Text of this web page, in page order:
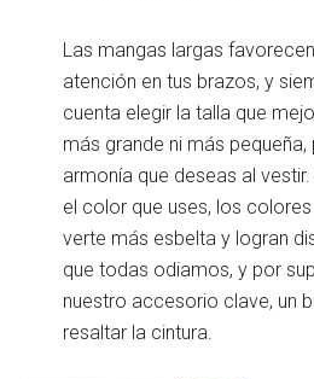
Las mangas largas
atención en tus brazos, y
cuenta elegir la talla que
más grande ni más
armonía que deseas al
el color que uses, los
verte más esbelta y logran
que todas odiamos, y por
nuestro accesorio clave, un
resaltar la cintura.